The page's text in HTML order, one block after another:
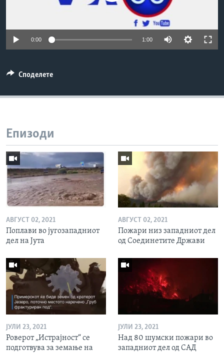
0:00 1:00
Споделете
Епизоди
АВГУСТ 02, 2021
Поплави во југозападниот
дел на Јута
АВГУСТ 02, 2021
Пожари низ западниот дел
од Соединетите Држави
ЈУЛИ 23, 2021
Роверот „Истрајност“ се
подготвува за земање на
ЈУЛИ 23, 2021
Над 80 шумски пожари во
западниот дел од САД